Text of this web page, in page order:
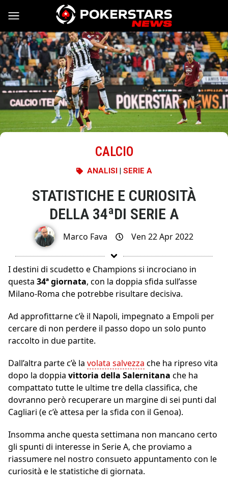
Vai al contenuto
CALCIO
ANALISI| SERIE A
STATISTICHE E CURIOSITÀ
DELLA 34ªDI SERIE A
Marco Fava Ven 22 Apr 2022
I destini di scudetto e Champions si incrociano in
questa 34ª giornata, con la doppia sfida sull’asse
Milano-Roma che potrebbe risultare decisiva.
Ad approfittarne c’è il Napoli, impegnato a Empoli per
cercare di non perdere il passo dopo un solo punto
raccolto in due partite.
Dall’altra parte c’è la volata salvezza che ha ripreso vita
dopo la doppia vittoria della Salernitana che ha
compattato tutte le ultime tre della classifica, che
dovranno però recuperare un margine di sei punti dal
Cagliari (e c’è attesa per la sfida con il Genoa).
Insomma anche questa settimana non mancano certo
gli spunti di interesse in Serie A, che proviamo a
riassumere nel nostro consueto appuntamento con le
curiosità e le statistiche di giornata.